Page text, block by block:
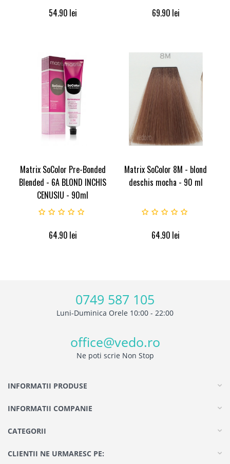
54.90 lei 69.90 lei
Matrix SoColor Pre-Bonded
Blended - 6A BLOND INCHIS
CENUSIU - 90ml
64.90 lei
Matrix SoColor 8M - blond
deschis mocha - 90 ml
64.90 lei
0749 587 105
Luni-Duminica Orele 10:00 - 22:00
office@vedo.ro
Ne poti scrie Non Stop
INFORMATII PRODUSE
INFORMATII COMPANIE
CATEGORII
CLIENTII NE URMARESC PE: